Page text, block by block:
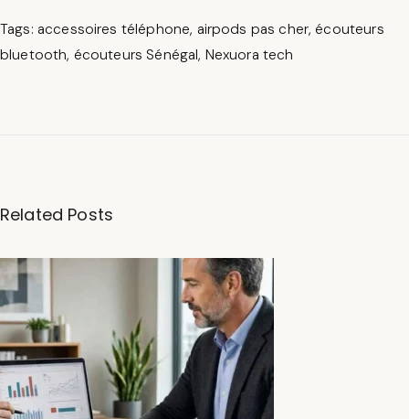
Tags: accessoires téléphone, airpods pas cher, écouteurs
bluetooth, écouteurs Sénégal, Nexuora tech
m
n
C
h
oi
si
la
M
Related Posts